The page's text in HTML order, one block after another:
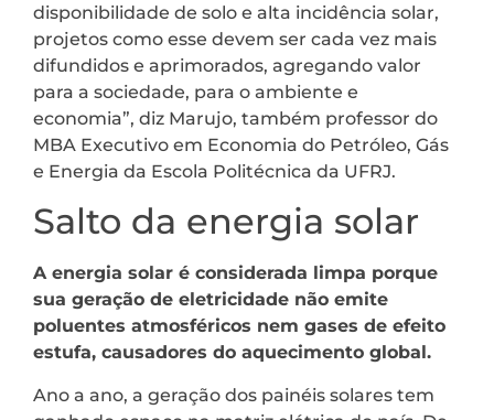
disponibilidade de solo e alta incidência solar,
projetos como esse devem ser cada vez mais
difundidos e aprimorados, agregando valor
para a sociedade, para o ambiente e
economia”, diz Marujo, também professor do
MBA Executivo em Economia do Petróleo, Gás
e Energia da Escola Politécnica da UFRJ.
Salto da energia solar
A energia solar é considerada limpa porque
sua geração de eletricidade não emite
poluentes atmosféricos nem gases de efeito
estufa, causadores do aquecimento global.
Ano a ano, a geração dos painéis solares tem